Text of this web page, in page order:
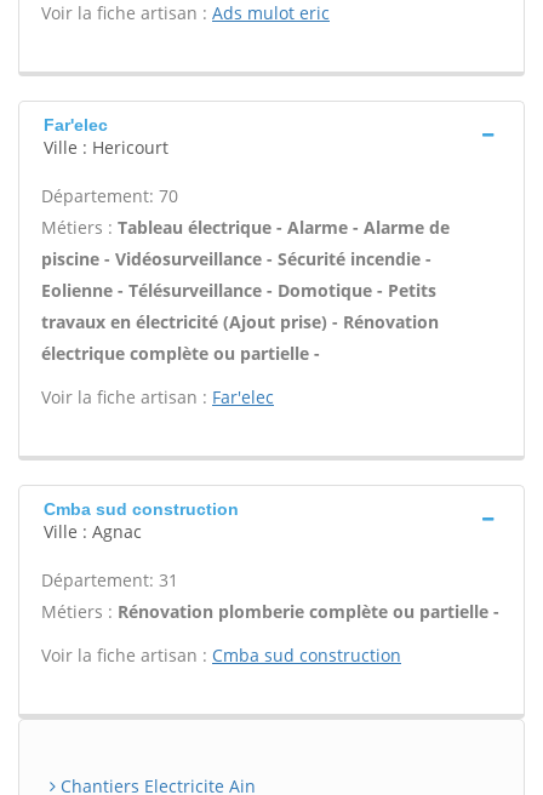
Voir la fiche artisan : Ads mulot eric
Far'elec
Ville : Hericourt
Département: 70
Métiers : Tableau électrique - Alarme - Alarme de
piscine - Vidéosurveillance - Sécurité incendie -
Eolienne - Télésurveillance - Domotique - Petits
travaux en électricité (Ajout prise) - Rénovation
électrique complète ou partielle -
Voir la fiche artisan : Far'elec
Cmba sud construction
Ville : Agnac
Département: 31
Métiers : Rénovation plomberie complète ou partielle -
Voir la fiche artisan : Cmba sud construction
Chantiers Electricite Ain